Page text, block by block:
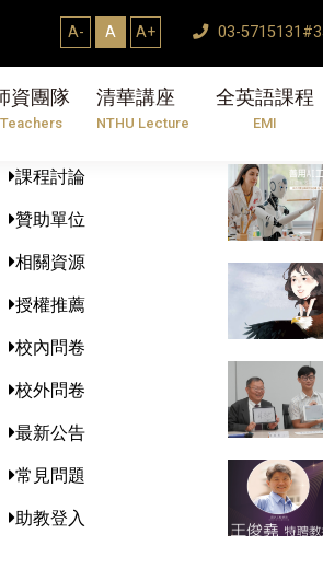
A- A A+ 03-
資團隊
Teachers
清華講座
NTHU Lecture
全英語課程
EMI
網站地圖
課程討論
贊助單位
相關資源
授權推薦
校內問卷
校外問卷
最新公告
常見問題
助教登入
最新消息